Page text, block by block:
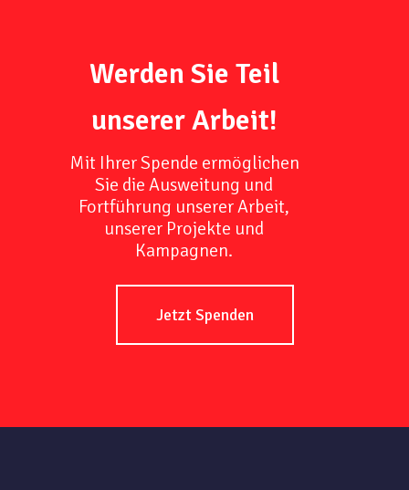
Werden Sie Teil
unserer Arbeit!
Mit Ihrer Spende ermöglichen
Sie die Ausweitung und
Fortführung unserer Arbeit,
unserer Projekte und
Kampagnen.
Jetzt Spenden